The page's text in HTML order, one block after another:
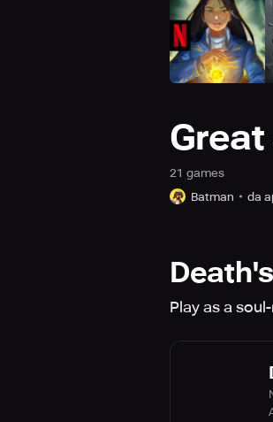
21 games
Batman
da
Play as a